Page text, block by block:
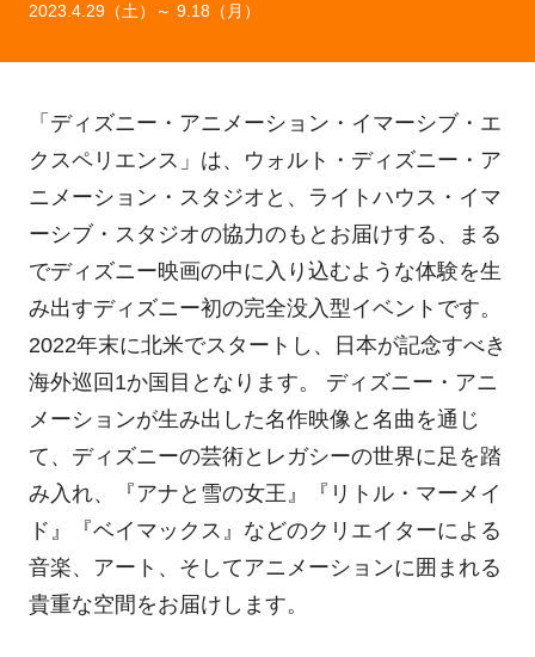
2023.4.29（土）～ 9.18（月）
「ディズニー・アニメーション・イマーシブ・エ
クスペリエンス」は、ウォルト・ディズニー・ア
ニメーション・スタジオと、ライトハウス・イマ
ーシブ・スタジオの協力のもとお届けする、まる
でディズニー映画の中に入り込むような体験を生
み出すディズニー初の完全没入型イベントです。
2022年末に北米でスタートし、日本が記念すべき
海外巡回1か国目となります。 ディズニー・アニ
メーションが生み出した名作映像と名曲を通じ
て、ディズニーの芸術とレガシーの世界に足を踏
み入れ、『アナと雪の⼥王』『リトル・マーメイ
ド』『ベイマックス』などのクリエイターによる
音楽、アート、そしてアニメーションに囲まれる
貴重な空間をお届けします。